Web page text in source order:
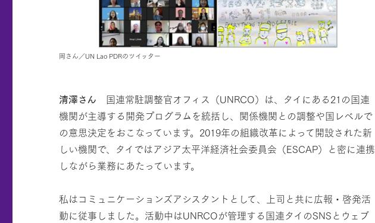
岡さん／UN Lao PDRのツイッター
清澤さん 国連常駐調整官オフィス（UNRCO）は、タイにある21の国連
機関が主導する開発プログラムを統括し、関係機関との調整や国レベルで
の意思決定をおこなっています。2019年の組織改革によって開設された新
しい機関で、タイではアジア太平洋経済社会委員会（ESCAP）と密に連携
しながら業務にあたっています。
私はコミュニケーションズアシスタントとして、上司と共に広報・啓発活
動に従事しました。活動中はUNRCOが管理する国連タイのSNSとウェブ